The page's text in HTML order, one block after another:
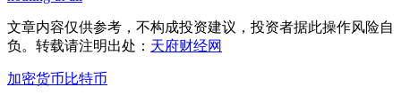
文章内容仅供参考，不构成投资建议，投资者据此操作风险自
负。转载请注明出处： 天府财经网
加密货币比特币